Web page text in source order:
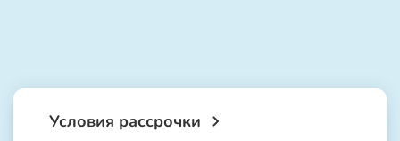
Условия рассрочки